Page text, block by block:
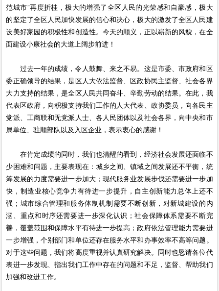
范城市”再度折桂，极大的增强了全区人民的光荣感和自豪感，极大
的坚定了全区人民加快发展的信心和决心，极大的激发了全区人民建
设美好家园的积极性和创造性。今天的顺义，正以崭新的风貌，在全
面建设小康社会的大道上阔步前进！
过去一年的成绩，令人鼓舞、来之不易。这是市委、市政府和区
委正确领导的结果，是区人大依法监督、区政协民主监督、社会各界
大力支持的结果，是全区人民共同奋斗、辛勤劳动的结果。在此，我
代表区政府，向积极支持我们工作的人大代表、政协委员，向各民主
党派、工商联和无党派人士、各人民团体以及社会各界，向中央和市
属单位、驻顺部队以及入区企业，表示衷心的感谢！
在肯定成绩的同时，我们也清醒的看到，经济社会发展还面临不
少困难和问题，主要表现在：城乡之间、镇域之间发展还不平衡，统
筹发展的力度需要进一步加大；现代服务业发展步伐还需要进一步加
快，制造业核心竞争力有待进一步提升，自主创新能力总体上还不
强；城市综合管理和服务体制机制需要不断创新，对新城建设的内
涵、重点和时序还需要进一步深化认识；社会保障体系需要不断完
善，覆盖范围和保障水平有待进一步提高；政府依法管理能力需要进
一步增强，个别部门和单位还存在服务水平和办事效率不高等问题。
对于这些问题，我们将高度重视并认真研究解决。同时也恳请各位代
表进一步发现、指出我们工作中存在的问题和不足，监督、帮助我们
加强和改进工作。